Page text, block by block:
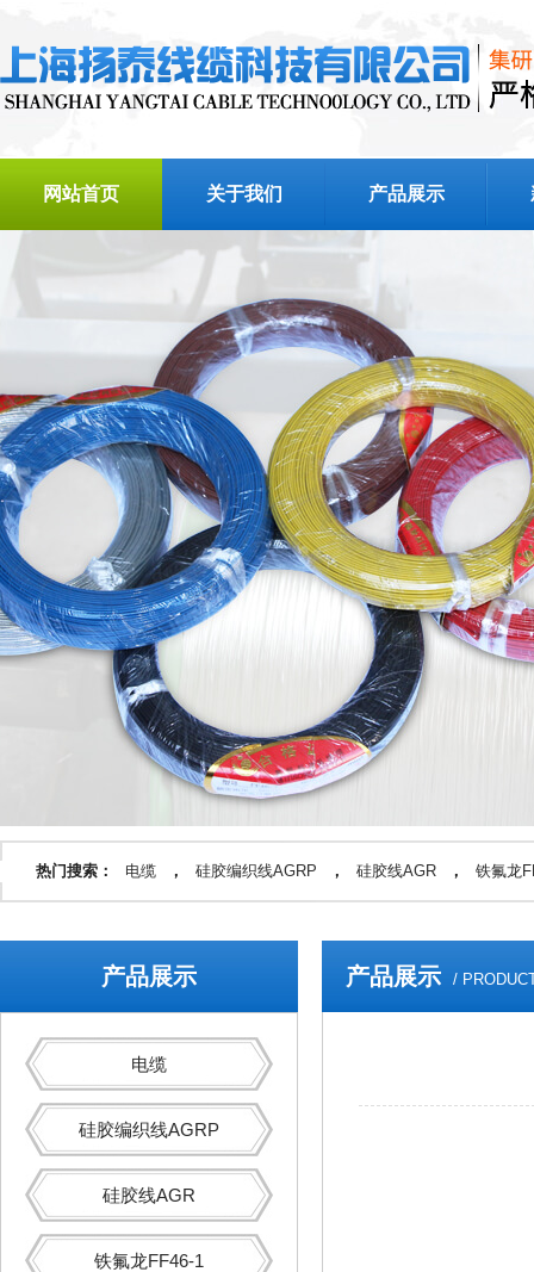
网站首页 关于我们 产品展示
热门搜索： 电缆 ， 硅胶编织线AGRP ， 硅胶线AGR ， 铁氟龙
产品展示
电缆
硅胶编织线AGRP
硅胶线AGR
铁氟龙FF46-1
产品展示 /